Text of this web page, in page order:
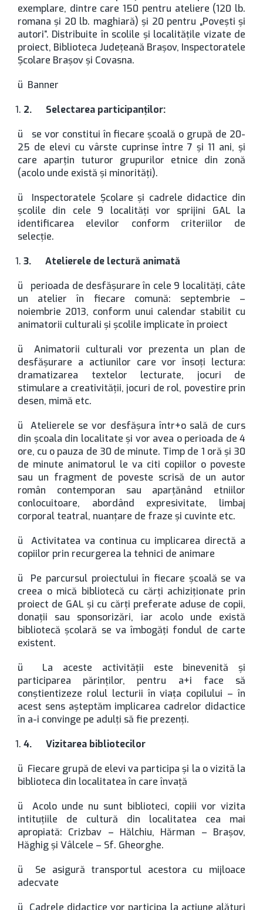
exemplare, dintre care 150 pentru ateliere (120 lb.
romana şi 20 lb. maghiară) şi 20 pentru „Poveşti şi
autori”. Distribuite în scolile şi localităţile vizate de
proiect, Biblioteca Judeţeană Braşov, Inspectoratele
Şcolare Braşov şi Covasna.
ü Banner
2. Selectarea participanţilor:
ü se vor constitui în fiecare şcoală o grupă de 20-
25 de elevi cu vârste cuprinse între 7 şi 11 ani, şi
care aparţin tuturor grupurilor etnice din zonă
(acolo unde există şi minorităţi).
ü Inspectoratele Şcolare şi cadrele didactice din
şcolile din cele 9 localităţi vor sprijini GAL la
identificarea elevilor conform criteriilor de
selecţie.
3. Atelierele de lectură animată
ü perioada de desfăşurare în cele 9 localităţi, câte
un atelier în fiecare comună: septembrie –
noiembrie 2013, conform unui calendar stabilit cu
animatorii culturali şi şcolile implicate în proiect
ü Animatorii culturali vor prezenta un plan de
desfăşurare a actiunilor care vor însoţi lectura:
dramatizarea textelor lecturate, jocuri de
stimulare a creativităţii, jocuri de rol, povestire prin
desen, mimă etc.
ü Atelierele se vor desfăşura într+o sală de curs
din şcoala din localitate şi vor avea o perioada de 4
ore, cu o pauza de 30 de minute. Timp de 1 oră şi 30
de minute animatorul le va citi copiilor o poveste
sau un fragment de poveste scrisă de un autor
român contemporan sau aparţănând etniilor
conlocuitoare, abordând expresivitate, limbaj
corporal teatral, nuanţare de fraze şi cuvinte etc.
ü Activitatea va continua cu implicarea directă a
copiilor prin recurgerea la tehnici de animare
ü Pe parcursul proiectului în fiecare şcoală se va
creea o mică bibliotecă cu cărţi achiziţionate prin
proiect de GAL şi cu cărţi preferate aduse de copii,
donaţii sau sponsorizări, iar acolo unde există
bibliotecă şcolară se va îmbogăţi fondul de carte
existent.
ü La aceste activităţii este binevenită şi
participarea părinţilor, pentru a+i face să
conştientizeze rolul lecturii în viaţa copilului – în
acest sens aşteptăm implicarea cadrelor didactice
în a-i convinge pe adulţi să fie prezenţi.
4. Vizitarea bibliotecilor
ü Fiecare grupă de elevi va participa şi la o vizită la
biblioteca din localitatea în care învaţă
ü Acolo unde nu sunt biblioteci, copiii vor vizita
intituţiile de cultură din localitatea cea mai
apropiată: Crizbav – Hălchiu, Hărman – Braşov,
Hăghig şi Vâlcele – Sf. Gheorghe.
ü Se asigură transportul acestora cu mijloace
adecvate
ü Cadrele didactice vor participa la acţiune alături